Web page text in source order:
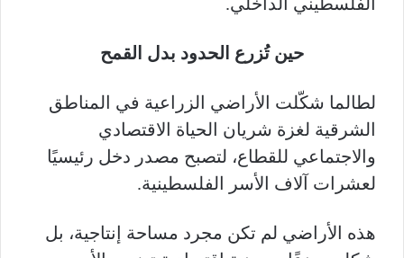
حين تُزرع الحدود بدل القمح
لطالما شكّلت الأراضي الزراعية في المناطق
الشرقية لغزة شريان الحياة الاقتصادي
والاجتماعي للقطاع، لتصبح مصدر دخل رئيسيًا
لعشرات آلاف الأسر الفلسطينية.
هذه الأراضي لم تكن مجرد مساحة إنتاجية، بل